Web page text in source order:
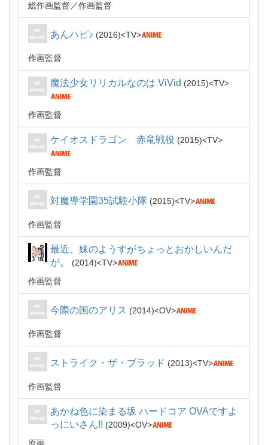
総作画監督 作画監督
あんハピ♪ 2016 TV
作画監督
魔法少女リリカルなのは ViVid 2015 TV
作画監督
ケイオスドラゴン 赤竜戦役 2015 TV
作画監督
対魔導学園35試験小隊 2015 TV
作画監督
最近、妹のようすがちょっとおかしいんだ
が。
2014
TV
作画監督
今際の国のアリス 2014 OV
作画監督
ストライク・ザ・ブラッド 2013 TV
作画監督
あかね色に染まる坂 ハードコア OVAですよ
っにいさん!!
2009
OV